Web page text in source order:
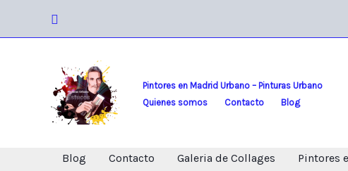
Buscar
Pintores en Madrid Urbano – Pinturas Urbano
Quienes somos
Contacto Blog
Blog Contacto Galeria de Collages Pintores